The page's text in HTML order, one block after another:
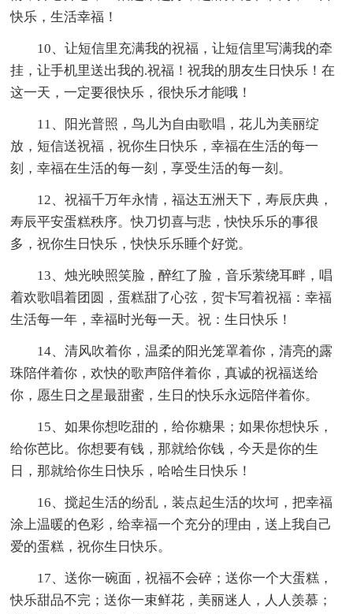
快乐，生活幸福！
10、让短信里充满我的祝福，让短信里写满我的牵
挂，让手机里送出我的.祝福！祝我的朋友生日快乐！在
这一天，一定要很快乐，很快乐才能哦！
11、阳光普照，鸟儿为自由歌唱，花儿为美丽绽
放，短信送祝福，祝你生日快乐，幸福在生活的每一
刻，幸福在生活的每一刻，享受生活的每一刻。
12、祝福千万年永情，福达五洲天下，寿辰庆典，
寿辰平安蛋糕秩序。快刀切喜与悲，快快乐乐的事很
多，祝你生日快乐，快快乐乐睡个好觉。
13、烛光映照笑脸，醉红了脸，音乐萦绕耳畔，唱
着欢歌唱着团圆，蛋糕甜了心弦，贺卡写着祝福：幸福
生活每一年，幸福时光每一天。祝：生日快乐！
14、清风吹着你，温柔的阳光笼罩着你，清亮的露
珠陪伴着你，欢快的歌声陪伴着你，真诚的祝福送给
你，愿生日之星最甜蜜，生日的快乐永远陪伴着你。
15、如果你想吃甜的，给你糖果；如果你想快乐，
给你芭比。你想要有钱，那就给你钱，今天是你的生
日，那就给你生日快乐，哈哈生日快乐！
16、搅起生活的纷乱，装点起生活的坎坷，把幸福
涂上温暖的色彩，给幸福一个充分的理由，送上我自己
爱的蛋糕，祝你生日快乐。
17、送你一碗面，祝福不会碎；送你一个大蛋糕，
快乐甜品不完；送你一束鲜花，美丽迷人，人人羡慕；